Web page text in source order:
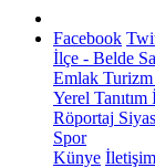
Facebook
İlçe - Belde
Emlak Turizm
Yerel Tanıtım
Röportaj
Spor
Künye İletişim